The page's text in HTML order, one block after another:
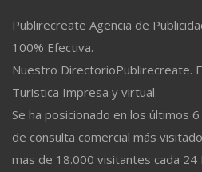
Publirecreate Agencia de
100% Efectiva.
Nuestro DirectorioPublirecreate.
Turistica Impresa y virtual.
Se ha posicionado en los últimos
de consulta comercial más
mas de 18.000 visitantes cada